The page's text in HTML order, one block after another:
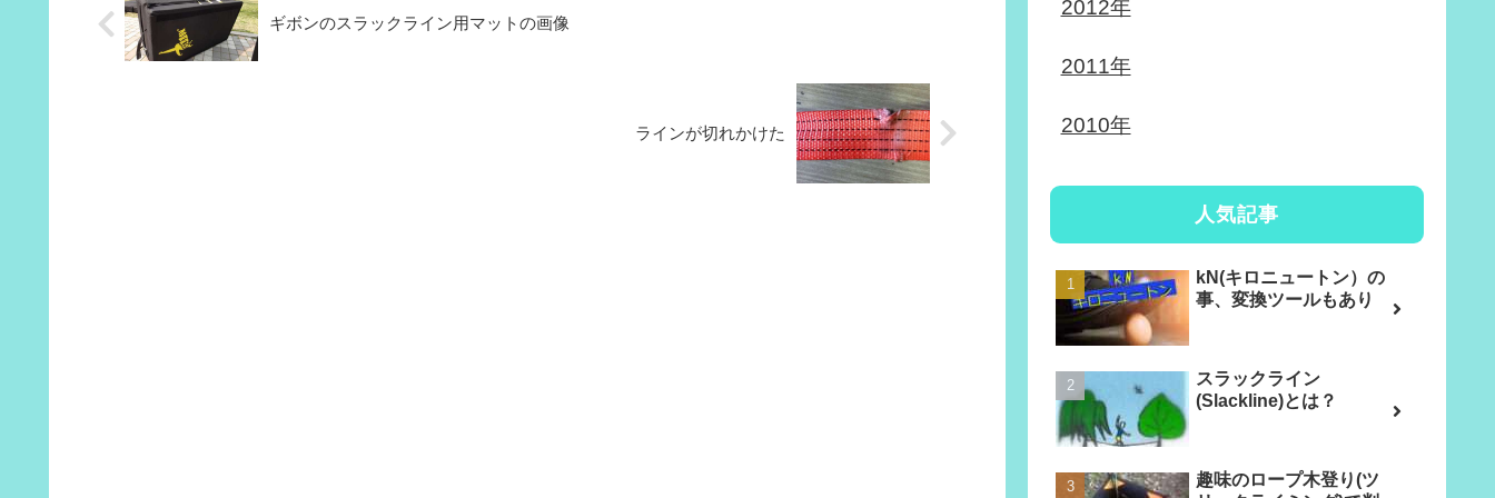
ギボンのスラックライン用マットの画像
ラインが切れかけた
2012年
2011年
2010年
人気記事
kN(キロニュートン）の
事、変換ツールもあり
スラックライン
(Slackline)とは？
趣味のロープ木登り(ツ